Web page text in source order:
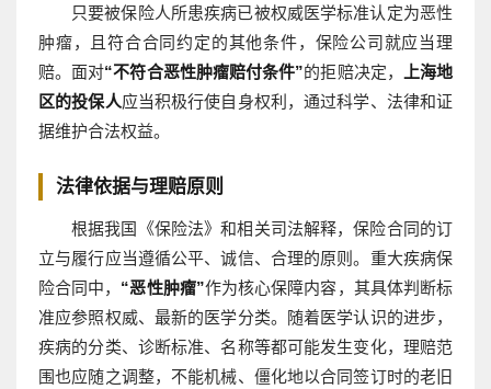
只要被保险人所患疾病已被权威医学标准认定为恶性
肿瘤，且符合合同约定的其他条件，保险公司就应当理
赔。面对“不符合恶性肿瘤赔付条件”的拒赔决定，
上海地
区的投保人应当积极行使自身权利，通过科学、法律和证
据维护合法权益。
法律依据与理赔原则
根据我国《保险法》和相关司法解释，保险合同的订
立与履行应当遵循公平、诚信、合理的原则。重大疾病保
险合同中， “恶性肿瘤”作为核心保障内容，其具体判断标
准应参照权威、最新的医学分类。随着医学认识的进步，
疾病的分类、诊断标准、名称等都可能发生变化，理赔范
围也应随之调整，不能机械、僵化地以合同签订时的老旧